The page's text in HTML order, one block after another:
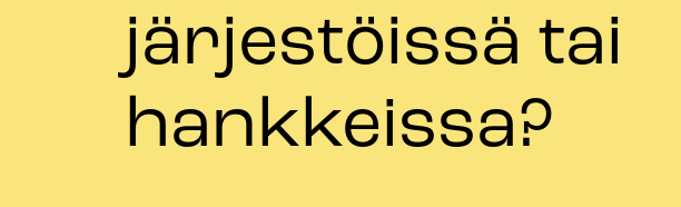
järjestöissä tai
hankkeissa?